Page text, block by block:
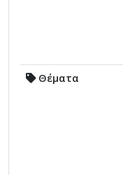
Θέματα